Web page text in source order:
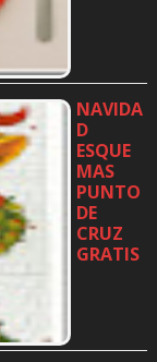
NAVIDA
D
ESQUE
MAS
PUNTO
DE
CRUZ
GRATIS